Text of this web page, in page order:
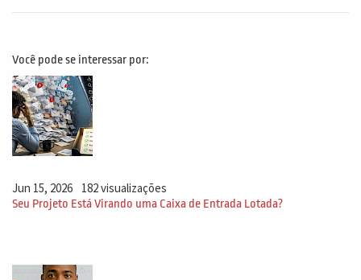
Você pode se interessar por:
Jun 15, 2026 182 visualizações
Seu Projeto Está Virando uma Caixa de Entrada Lotada?